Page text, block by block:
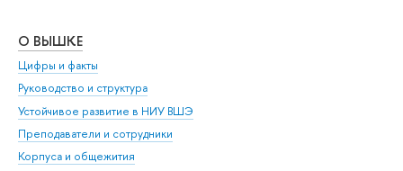
О ВЫШКЕ
Цифры и факты
Руководство и структура
Устойчивое развитие в НИУ ВШЭ
Преподаватели и сотрудники
Корпуса и общежития